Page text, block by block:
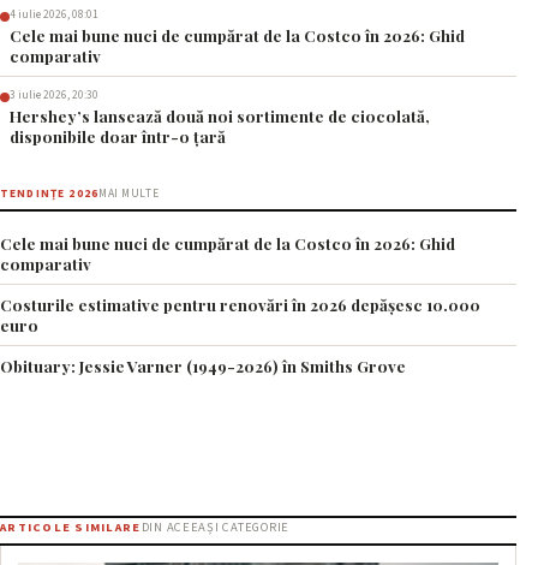
4 iulie 2026, 08:01
Cele mai bune nuci de cumpărat de la Costco în 2026: Ghid
comparativ
3 iulie 2026, 20:30
Hershey’s lansează două noi sortimente de ciocolată,
disponibile doar într-o țară
TENDINȚE 2026MAI MULTE
Cele mai bune nuci de cumpărat de la Costco în 2026: Ghid
comparativ
Costurile estimative pentru renovări în 2026 depășesc 10.000
euro
Obituary: Jessie Varner (1949-2026) în Smiths Grove
ARTICOLE SIMILARE DIN ACEEAȘI CATEGORIE